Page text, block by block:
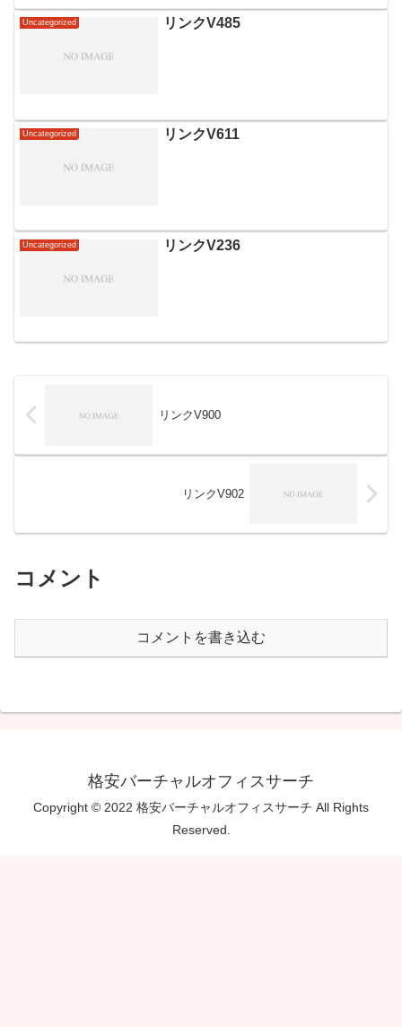
Uncategorized リンクV485
Uncategorized リンクV611
Uncategorized リンクV236
リンクV900
リンクV902
コメント
コメントを書き込む
格安バーチャルオフィスサーチ
Copyright © 2022 格安バーチャルオフィスサーチ All Rights
Reserved.